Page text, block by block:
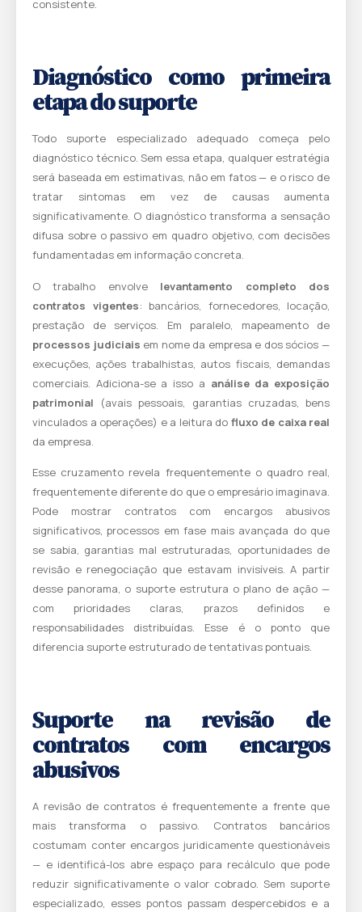
consistente.
Diagnóstico como primeira
etapa do suporte
Todo suporte especializado adequado começa pelo
diagnóstico técnico. Sem essa etapa, qualquer estratégia
será baseada em estimativas, não em fatos — e o risco de
tratar sintomas em vez de causas aumenta
significativamente. O diagnóstico transforma a sensação
difusa sobre o passivo em quadro objetivo, com decisões
fundamentadas em informação concreta.
O trabalho envolve levantamento completo dos
contratos vigentes: bancários, fornecedores, locação,
prestação de serviços. Em paralelo, mapeamento de
processos judiciais em nome da empresa e dos sócios —
execuções, ações trabalhistas, autos fiscais, demandas
comerciais. Adiciona-se a isso a análise da exposição
patrimonial (avais pessoais, garantias cruzadas, bens
vinculados a operações) e a leitura do fluxo de caixa real
da empresa.
Esse cruzamento revela frequentemente o quadro real,
frequentemente diferente do que o empresário imaginava.
Pode mostrar contratos com encargos abusivos
significativos, processos em fase mais avançada do que
se sabia, garantias mal estruturadas, oportunidades de
revisão e renegociação que estavam invisíveis. A partir
desse panorama, o suporte estrutura o plano de ação —
com prioridades claras, prazos definidos e
responsabilidades distribuídas. Esse é o ponto que
diferencia suporte estruturado de tentativas pontuais.
Suporte na revisão de
contratos com encargos
abusivos
A revisão de contratos é frequentemente a frente que
mais transforma o passivo. Contratos bancários
costumam conter encargos juridicamente questionáveis
— e identificá-los abre espaço para recálculo que pode
reduzir significativamente o valor cobrado. Sem suporte
especializado, esses pontos passam despercebidos e a